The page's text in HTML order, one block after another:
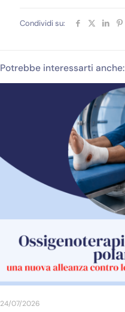
Condividi su:
Potrebbe interessarti anche:
24/07/2026